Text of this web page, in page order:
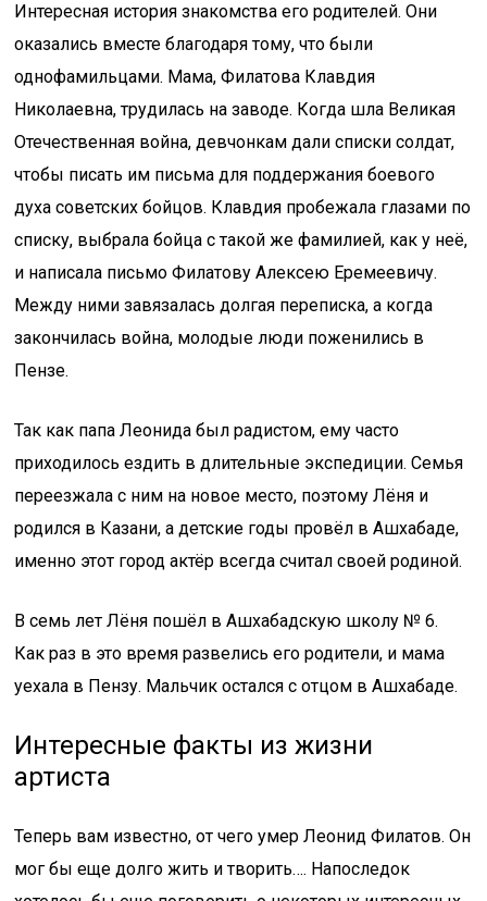
Интересная история знакомства его родителей. Они
оказались вместе благодаря тому, что были
однофамильцами. Мама, Филатова Клавдия
Николаевна, трудилась на заводе. Когда шла Великая
Отечественная война, девчонкам дали списки солдат,
чтобы писать им письма для поддержания боевого
духа советских бойцов. Клавдия пробежала глазами по
списку, выбрала бойца с такой же фамилией, как у неё,
и написала письмо Филатову Алексею Еремеевичу.
Между ними завязалась долгая переписка, а когда
закончилась война, молодые люди поженились в
Пензе.
Так как папа Леонида был радистом, ему часто
приходилось ездить в длительные экспедиции. Семья
переезжала с ним на новое место, поэтому Лёня и
родился в Казани, а детские годы провёл в Ашхабаде,
именно этот город актёр всегда считал своей родиной.
В семь лет Лёня пошёл в Ашхабадскую школу № 6.
Как раз в это время развелись его родители, и мама
уехала в Пензу. Мальчик остался с отцом в Ашхабаде.
Интересные факты из жизни
артиста
Теперь вам известно, от чего умер Леонид Филатов. Он
мог бы еще долго жить и творить…. Напоследок